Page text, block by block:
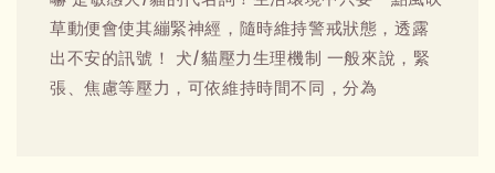
草動便會使其繃緊神經，隨時維持警戒狀態，透露
出不安的訊號！ 犬/貓壓力生理機制 一般來說，緊
張、焦慮等壓力，可依維持時間不同，分為